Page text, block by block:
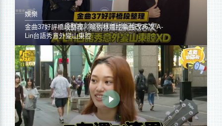
娛樂
金曲37好評橋段整理／蔡依林遭控編曲改36次 A-
Lin台語秀意外變山東腔